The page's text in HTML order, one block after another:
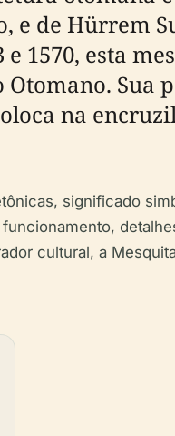
e de Hürrem
1570, esta
Sua
na
significado
cultural, a